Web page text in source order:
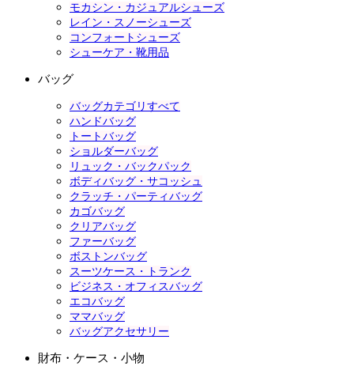
モカシン・カジュアルシューズ
レイン・スノーシューズ
コンフォートシューズ
シューケア・靴用品
バッグ
バッグカテゴリすべて
ハンドバッグ
トートバッグ
ショルダーバッグ
リュック・バックパック
ボディバッグ・サコッシュ
クラッチ・パーティバッグ
カゴバッグ
クリアバッグ
ファーバッグ
ボストンバッグ
スーツケース・トランク
ビジネス・オフィスバッグ
エコバッグ
ママバッグ
バッグアクセサリー
財布・ケース・小物